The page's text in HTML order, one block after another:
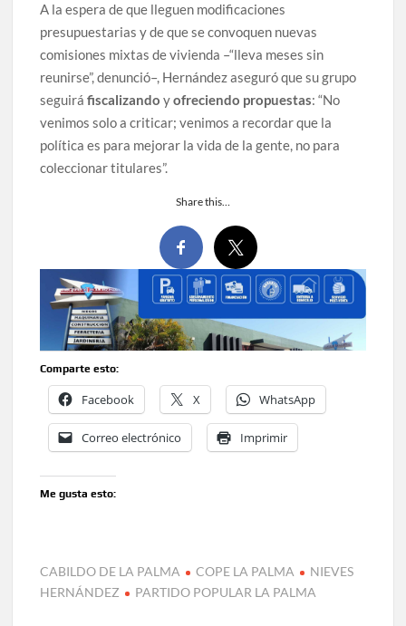
A la espera de que lleguen modificaciones
presupuestarias y de que se convoquen nuevas
comisiones mixtas de vivienda –“lleva meses sin
reunirse”, denunció–, Hernández aseguró que su grupo
seguiráfiscalizando yofreciendo propuestas: “No
venimos solo a criticar; venimos a recordar que la
política es para mejorar la vida de la gente, no para
coleccionar titulares”.
Share this…
Comparte esto:
Facebook X WhatsApp
Correo electrónico Imprimir
Me gusta esto:
CABILDO DE LA PALMA COPE LA PALMA
NIEVES
HERNÁNDEZ
PARTIDO POPULAR LA PALMA